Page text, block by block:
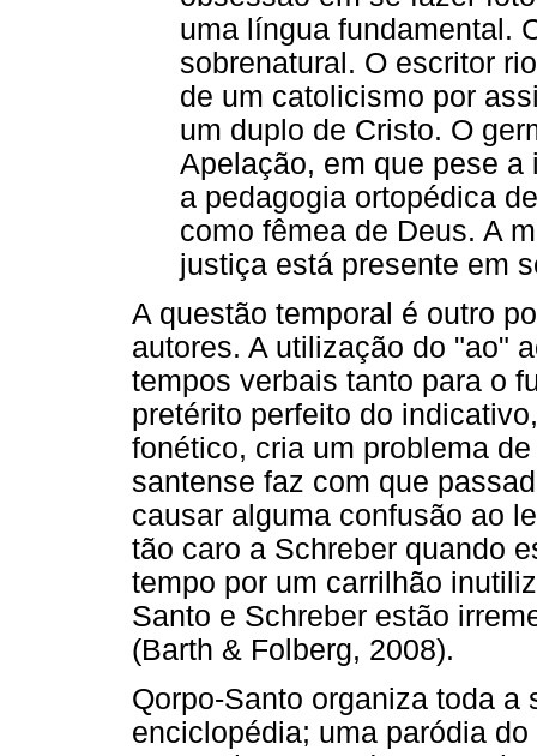
uma língua fundamental.
sobrenatural. O escritor
de um catolicismo por
um duplo de Cristo. O
Apelação, em que pese
a pedagogia ortopédica
como fêmea de Deus. A
justiça está presente em
A questão temporal é outro
autores. A utilização do "ao"
tempos verbais tanto para o
pretérito perfeito do
fonético, cria um problema
santense faz com que
causar alguma confusão ao
tão caro a Schreber quando
tempo por um carrilhão
Santo e Schreber estão
(Barth & Folberg, 2008).
Qorpo-Santo organiza toda a
enciclopédia; uma paródia